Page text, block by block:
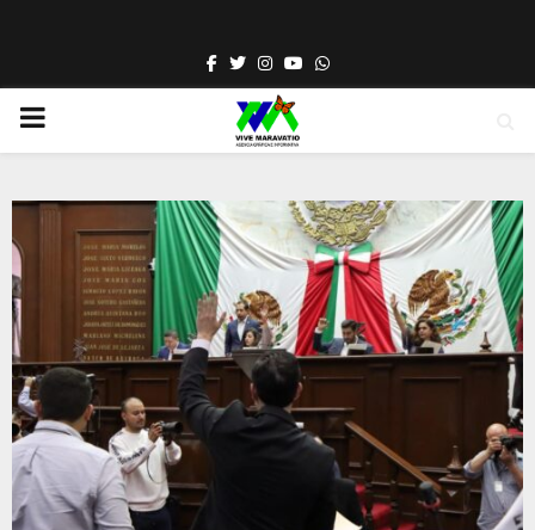
Facebook
TwitterInstagram
YoutubeWhatsapp
PRIMARY